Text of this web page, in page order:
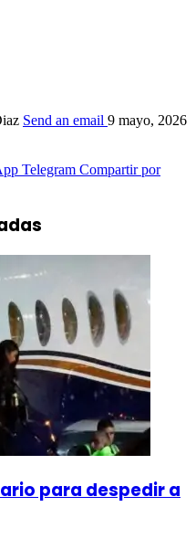
Send an email 9 mayo, 2026
Telegram Compartir por
para despedir a